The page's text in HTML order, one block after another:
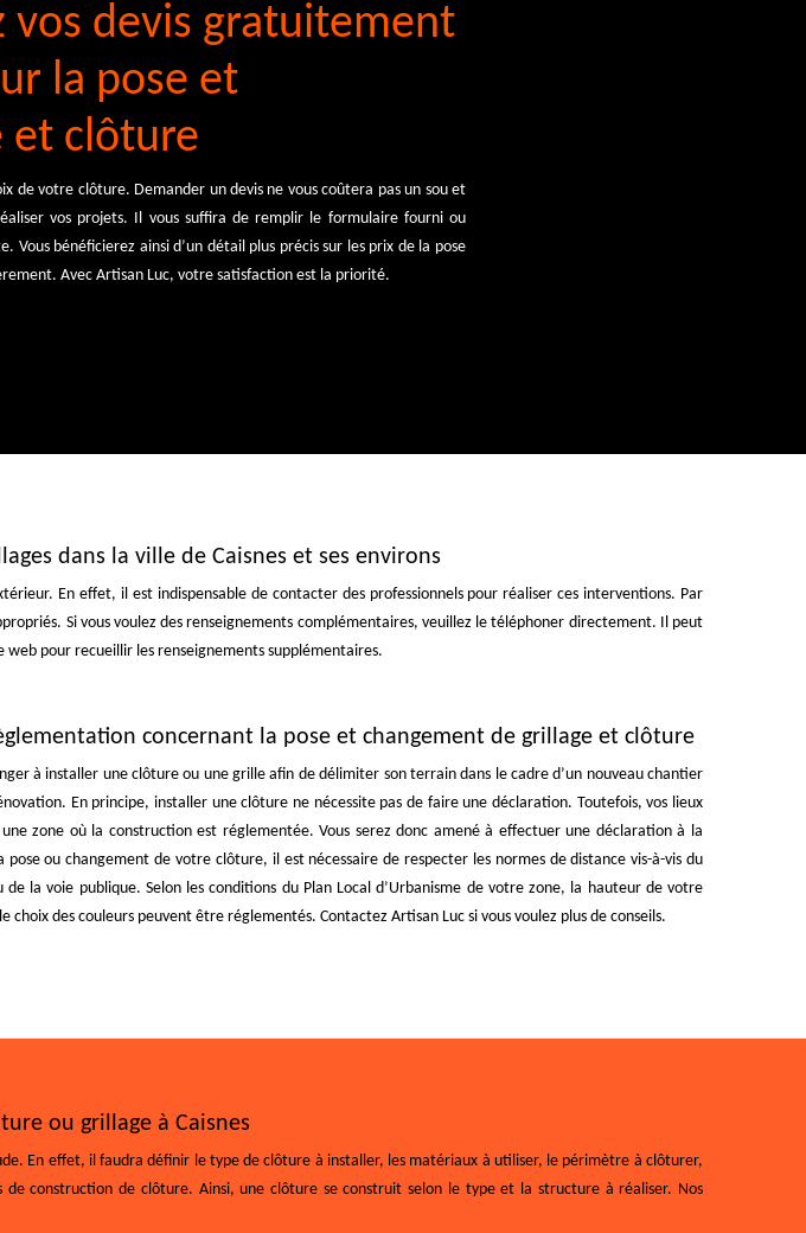
vos devis gratuitement
la pose et
et clôture
de votre clôture. Demander un devis ne vous coûtera pas un sou et
vos projets. Il vous suffira de remplir le formulaire fourni ou
Vous bénéficierez ainsi d’un détail plus précis sur les prix de la pose
Avec Artisan Luc, votre satisfaction est la priorité.
dans la ville de Caisnes et ses environs
En effet, il est indispensable de contacter des professionnels pour réaliser ces interventions. Par
Si vous voulez des renseignements complémentaires, veuillez le téléphoner directement. Il peut
pour recueillir les renseignements supplémentaires.
concernant la pose et changement de grillage et clôture
à installer une clôture ou une grille afin de délimiter son terrain dans le cadre d’un nouveau chantier
En principe, installer une clôture ne nécessite pas de faire une déclaration. Toutefois, vos lieux
zone où la construction est réglementée. Vous serez donc amené à effectuer une déclaration à la
pose ou changement de votre clôture, il est nécessaire de respecter les normes de distance vis-à-vis du
la voie publique. Selon les conditions du Plan Local d’Urbanisme de votre zone, la hauteur de votre
choix des couleurs peuvent être réglementés. Contactez Artisan Luc si vous voulez plus de conseils.
ou grillage à Caisnes
En effet, il faudra définir le type de clôture à installer, les matériaux à utiliser, le périmètre à clôturer,
construction de clôture. Ainsi, une clôture se construit selon le type et la structure à réaliser. Nos